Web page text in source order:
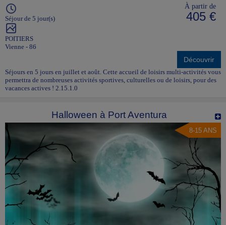
Séjour de 5 jour(s)
POITIERS
Vienne - 86
À partir de
405 €
Découvrir
Séjours en 5 jours en juillet et août. Cette accueil de loisirs multi-activités vous
permettra de nombreuses activités sportives, culturelles ou de loisirs, pour des
vacances actives ! 2.15.1.0
Halloween à Port Aventura
8-15 ANS